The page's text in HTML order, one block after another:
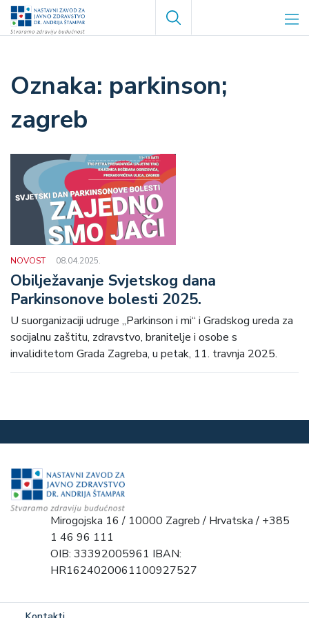
Skoči
Search
parkinson;
zagreb
NOVOST 08.04.2025.
Obilježavanje Svjetskog dana
Parkinsonove bolesti 2025.
U suorganizaciji udruge „Parkinson i mi“ i Gradskog ureda za
socijalnu zaštitu, zdravstvo, branitelje i osobe s
invaliditetom Grada Zagreba, u petak, 11. travnja 2025.
Mirogojska 16 / 10000 Zagreb / Hrvatska / +385
1 46 96 111
OIB: 33392005961 IBAN:
HR1624020061100927527